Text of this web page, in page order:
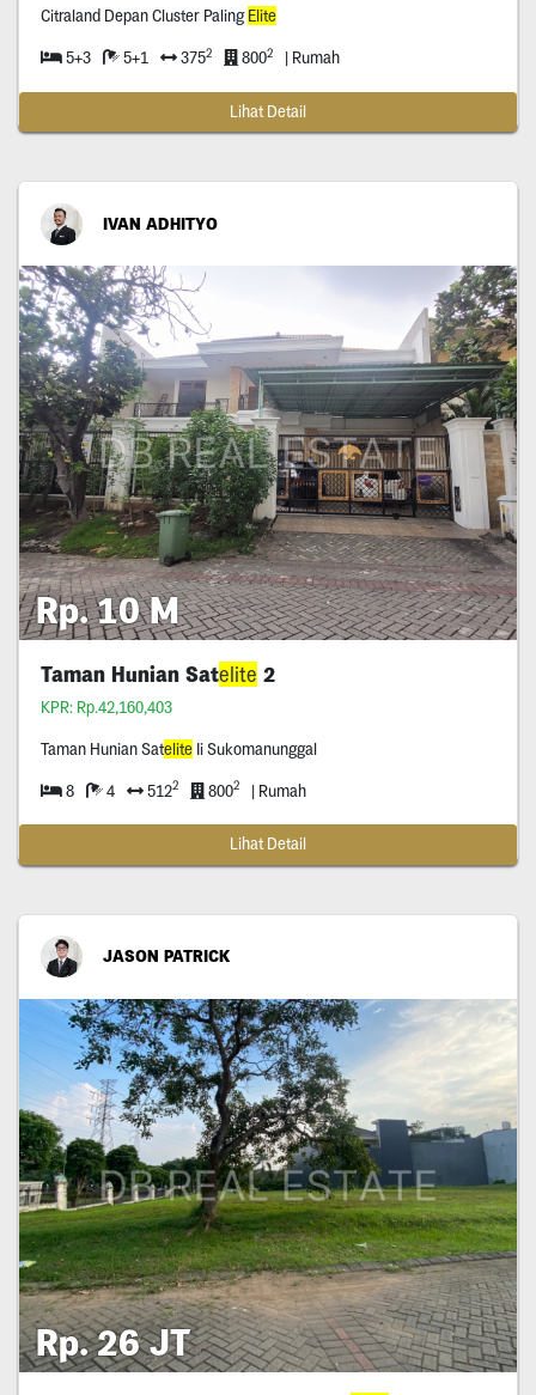
Citraland Depan Cluster PalingElite
5+3 5+1 3752 8002 | Rumah
Lihat Detail
IVAN ADHITYO
Rp. 10 M
Taman Hunian Satelite 2
KPR: Rp.42,160,403
Taman Hunian SateliteIi Sukomanunggal
8 4 5122 8002 | Rumah
Lihat Detail
JASON PATRICK
Rp. 26 JT